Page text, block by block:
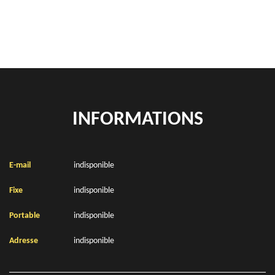
INFORMATIONS
E-mail indisponible
Fixe indisponible
Portable indisponible
Adresse indisponible